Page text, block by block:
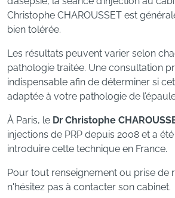
Christophe CHAROUSSET est
bien tolérée.
Les résultats peuvent varier selon
pathologie traitée. Une consultation
indispensable afin de déterminer si
adaptée à votre pathologie de
À Paris, le Dr Christophe
injections de PRP depuis 2008 et a
introduire cette technique en France.
Pour tout renseignement ou prise de
n'hésitez pas à contacter son cabinet.